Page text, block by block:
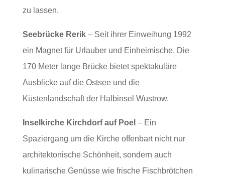
zu lassen.
Seebrücke Rerik– Seit ihrer Einweihung 1992
ein Magnet für Urlauber und Einheimische. Die
170 Meter lange Brücke bietet spektakuläre
Ausblicke auf die Ostsee und die
Küstenlandschaft der Halbinsel Wustrow.
Inselkirche Kirchdorf auf Poel – Ein
Spaziergang um die Kirche offenbart nicht nur
architektonische Schönheit, sondern auch
kulinarische Genüsse wie frische Fischbrötchen